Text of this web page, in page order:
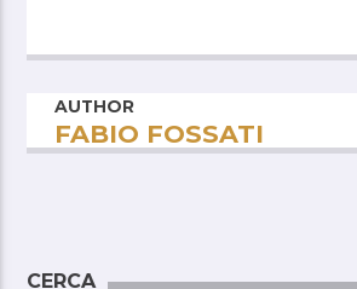
AUTHOR
FABIO FOSSATI
CERCA